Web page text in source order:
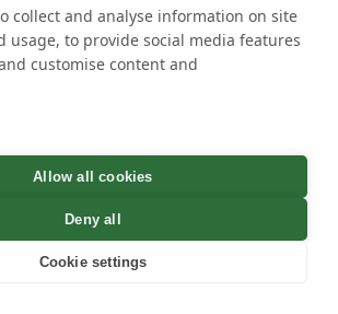
collect and analyse information on site
usage, to provide social media features
customise content and
Allow all cookies
Deny all
Cookie settings
VERAforum close
Maak kennis met onze